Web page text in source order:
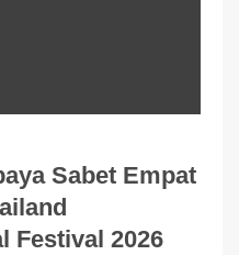
Sabet Empat
Festival 2026